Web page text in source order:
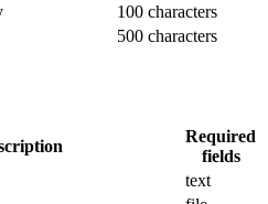
100 characters
500 characters
Required
fields
text